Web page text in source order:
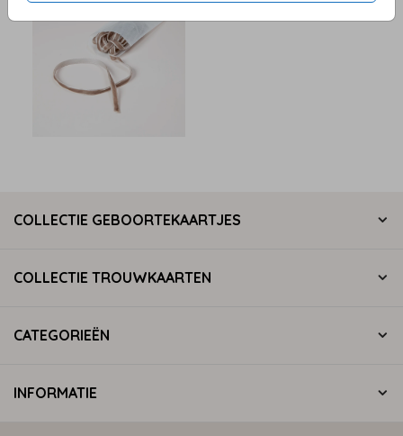
COLLECTIE GEBOORTEKAARTJES
COLLECTIE TROUWKAARTEN
CATEGORIEËN
INFORMATIE